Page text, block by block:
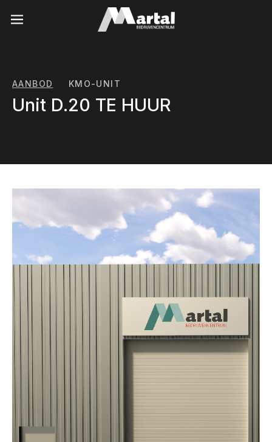
AANBOD KMO-UNIT
Unit D.20 TE HUUR